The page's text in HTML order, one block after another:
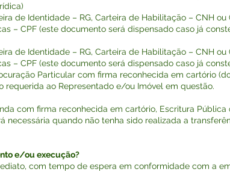
de Identidade – RG, Carteira de Habilitação – CNH
– CPF (este documento será dispensado caso já
de Identidade – RG, Carteira de Habilitação – CNH
– CPF (este documento será dispensado caso já
Particular com firma reconhecida em cartório
requerida ao Representado e/ou Imóvel em questão.
com firma reconhecida em cartório, Escritura
necessária quando não tenha sido realizada a
e/ou execução?
com tempo de espera em conformidade com a